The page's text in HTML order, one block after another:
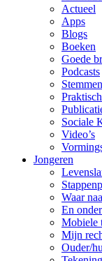
Actueel
Apps
Blogs
Boeken
Goede
Podcasts
Praktisch
Sociale
Video’s
Jongeren
Waar
En
Mobiele
Mijn
Ouder/